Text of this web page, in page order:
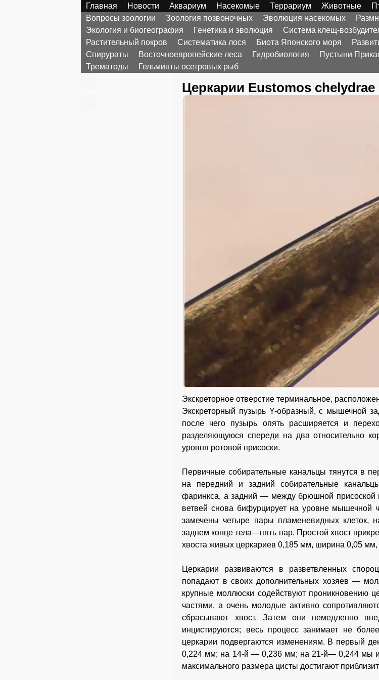
Главная Новости Аквариум Насекомые Террариум Животные
Вопросы зоологии
Зоология позвоночных Эволюция насекомых
Экология и биогеография
Генетика и эволюция Система клещ-
Растительный покров
Систематика лося Биота Японского моря
Спирураты
Восточноевропейские леса Гидробиология Пустыни
Трематоды
Гельминты осетровых рыб
Церкарии Eustomos chelydrae
Экскреторное отверстие терминальное,
Экскреторный пузырь Y-образный, с мышечной
после чего пузырь опять расширяется и
разделяющуюся спереди на два относительно
уровня ротовой присоски.
Первичные собирательные канальцы тянутся в
на передний и задний собирательные
фаринкса, а задний — между брюшной присоской
ветвей снова бифурцирует на уровне мышечной
замечены четыре пары пламеневидных
заднем конце тела—пять пар. Простой хвост
хвоста живых церкариев 0,185 мм, ширина 0,05
Церкарии развиваются в разветвленных
попадают в своих дополнительных хозяев —
крупные моллюски содействуют проникновению
частями, а очень молодые активно
сбрасывают хвост. Затем они немедленно
инцистируются; весь процесс занимает не
церкарии подвергаются изменениям. В первый
0,224 мм; на 14-й — 0,236 мм; на 21-й— 0,244 мы и
максимального размера цисты достигают